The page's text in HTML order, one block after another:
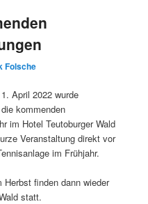
Folsche
April 2022 wurde
kommenden
im Hotel Teutoburger Wald
Veranstaltung direkt vor
im Frühjahr.
finden dann wieder
statt.